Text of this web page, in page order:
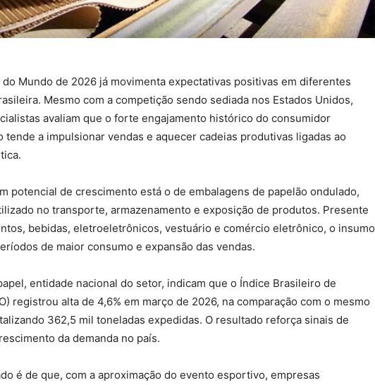
Mundo de 2026 já movimenta expectativas positivas em diferentes
Mesmo com a competição sendo sediada nos Estados Unidos,
avaliam que o forte engajamento histórico do consumidor
a impulsionar vendas e aquecer cadeias produtivas ligadas ao
potencial de crescimento está o de embalagens de papelão ondulado,
no transporte, armazenamento e exposição de produtos. Presente
bebidas, eletroeletrônicos, vestuário e comércio eletrônico, o insumo
de maior consumo e expansão das vendas.
entidade nacional do setor, indicam que o Índice Brasileiro de
registrou alta de 4,6% em março de 2026, na comparação com o mesmo
362,5 mil toneladas expedidas. O resultado reforça sinais de
da demanda no país.
é de que, com a aproximação do evento esportivo, empresas